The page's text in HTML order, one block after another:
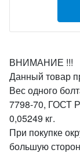
ВНИМАНИЕ !!!
Данный товар
Вес одного
7798-70, ГОСТ
0,05249 кг.
При покупке
большую